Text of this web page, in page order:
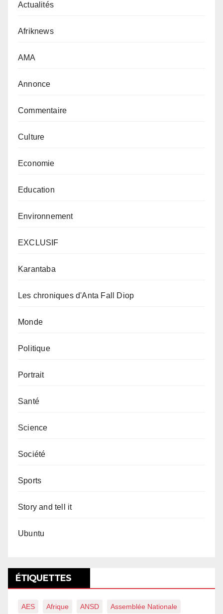
Actualités
Afriknews
AMA
Annonce
Commentaire
Culture
Economie
Education
Environnement
EXCLUSIF
Karantaba
Les chroniques d'Anta Fall Diop
Monde
Politique
Portrait
Santé
Science
Société
Sports
Story and tell it
Ubuntu
ÉTIQUETTES
AES Afrique ANSD Assemblée Nationale